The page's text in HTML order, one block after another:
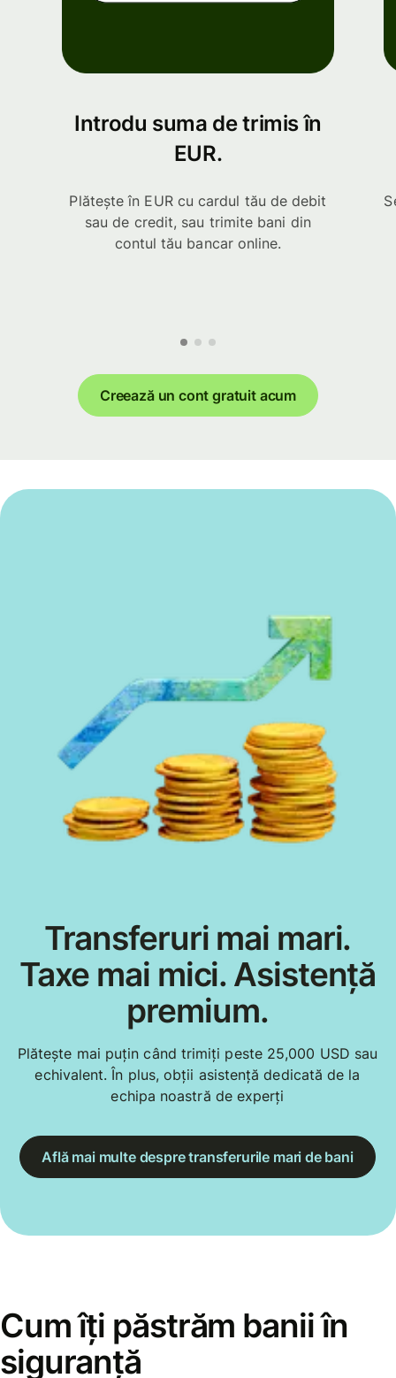
Introdu suma de trimis în
EUR.
Plătește în EUR cu cardul tău de debit
sau de credit, sau trimite bani din
contul tău bancar online.
Creează un cont gratuit acum
Transferuri mai mari.
Taxe mai mici. Asistență
premium.
Plătește mai puțin când trimiți peste 25,000 USD sau
echivalent. În plus, obții asistență dedicată de la
echipa noastră de experți
Află mai multe despre transferurile mari de bani
Cum îți păstrăm banii în
siguranță